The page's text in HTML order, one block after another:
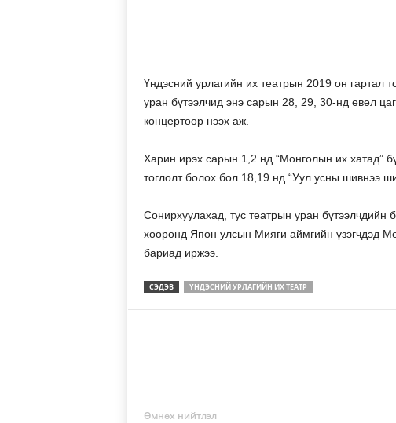
Үндэсний урлагийн их театрын 2019 он гартал
уран бүтээлчид энэ сарын 28, 29, 30-нд өвөл
концертоор нээх аж.
Харин ирэх сарын 1,2 нд “Монголын их хатад”
тоглолт болох бол 18,19 нд “Уул усны шивнээ
Сонирхуулахад, тус театрын уран
хооронд Япон улсын Мияги аймгийн үзэгчдэд
бариад иржээ.
СЭДЭВ ҮНДЭСНИЙ УРЛАГИЙН ИХ ТЕАТР
Өмнөх нийтлэл